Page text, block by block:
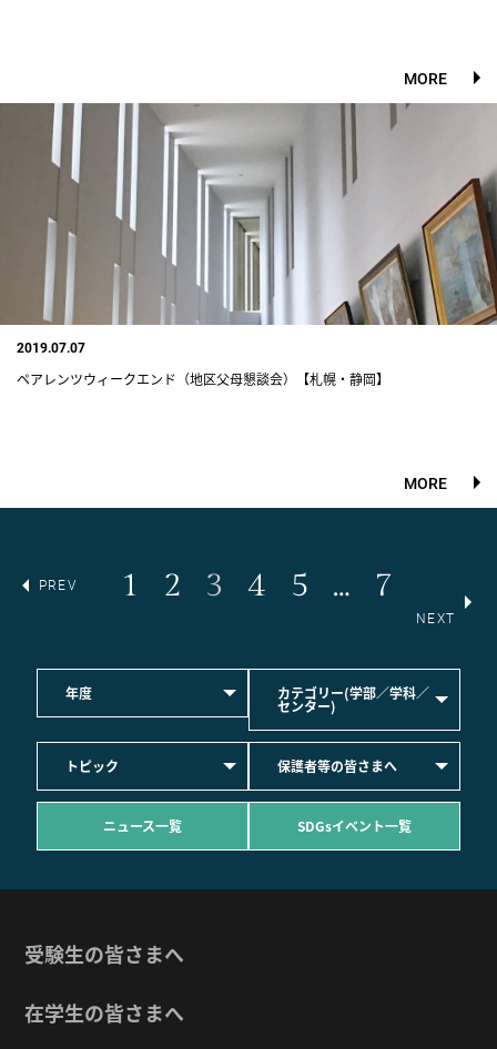
MORE
2019.07.07
ペアレンツウィークエンド（地区父母懇談会）【札幌・静岡】
MORE
PREV 1 2 3 4 5 … 7
NEXT
年度 カテゴリー(学部／学科／
センター)
トピック 保護者等の皆さまへ
ニュース一覧 SDGsイベント一覧
受験生の皆さまへ
在学生の皆さまへ